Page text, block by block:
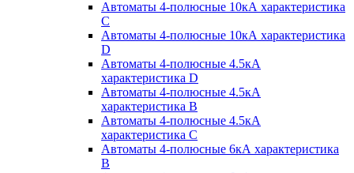
Автоматы 4-полюсные 10кА характеристика
C
Автоматы 4-полюсные 10кА характеристика
D
Автоматы 4-полюсные 4.5кА
характеристика D
Автоматы 4-полюсные 4.5кА
характеристика В
Автоматы 4-полюсные 4.5кА
характеристика С
Автоматы 4-полюсные 6кА характеристика
B